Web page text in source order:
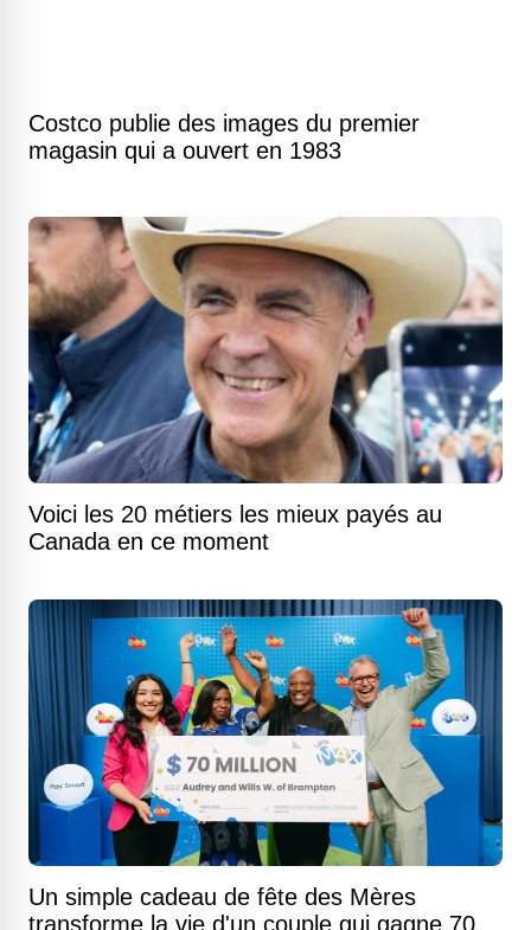
Costco publie des images du premier
magasin qui a ouvert en 1983
Voici les 20 métiers les mieux payés au
Canada en ce moment
Un simple cadeau de fête des Mères
transforme la vie d'un couple qui gagne 70